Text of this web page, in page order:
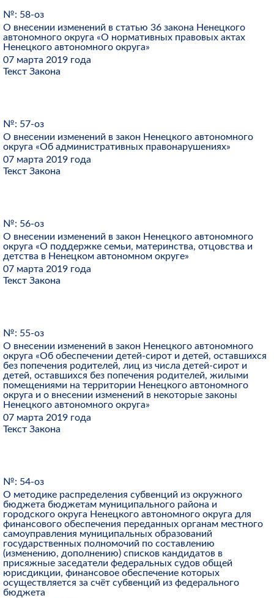
№: 58-оз
О внесении изменений в статью 36 закона Ненецкого
автономного округа «О нормативных правовых актах
Ненецкого автономного округа»
07 марта 2019 года
Текст Закона
№: 57-оз
О внесении изменений в закон Ненецкого автономного
округа «Об административных правонарушениях»
07 марта 2019 года
Текст Закона
№: 56-оз
О внесении изменений в закон Ненецкого автономного
округа «О поддержке семьи, материнства, отцовства и
детства в Ненецком автономном округе»
07 марта 2019 года
Текст Закона
№: 55-оз
О внесении изменений в закон Ненецкого автономного
округа «Об обеспечении детей-сирот и детей, оставшихся
без попечения родителей, лиц из числа детей-сирот и
детей, оставшихся без попечения родителей, жилыми
помещениями на территории Ненецкого автономного
округа и о внесении изменений в некоторые законы
Ненецкого автономного округа»
07 марта 2019 года
Текст Закона
№: 54-оз
О методике распределения субвенций из окружного
бюджета бюджетам муниципального района и
городского округа Ненецкого автономного округа для
финансового обеспечения переданных органам местного
самоуправления муниципальных образований
государственных полномочий по составлению
(изменению, дополнению) списков кандидатов в
присяжные заседатели федеральных судов общей
юрисдикции, финансовое обеспечение которых
осуществляется за счёт субвенций из федерального
бюджета